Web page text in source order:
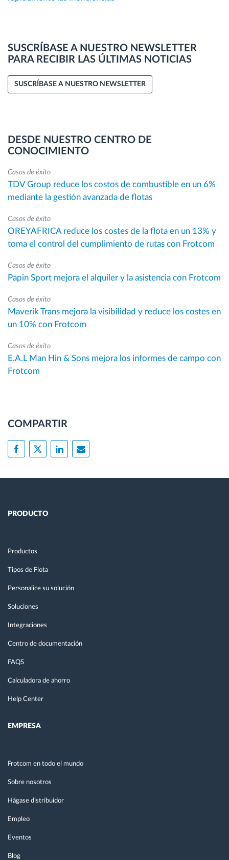
SUSCRÍBASE A NUESTRO NEWSLETTER
PARA RECIBIR LAS ÚLTIMAS NOTICIAS
SUSCRÍBASE A NUESTRO NEWSLETTER
DESDE NUESTRO CENTRO DE
CONOCIMIENTO
Casos de éxito
TDV Group reduce los costos de combustible en un 6%
mediante la gestión avanzada de flotas
Casos de éxito
OREYAFRICA reduce los costes de la flota en un 13% y
toma el control del cumplimiento de rutas con Frotcom
Casos de éxito
Papin Sport mejora el alquiler y la asistencia con Frotcom
Casos de éxito
Maverik Trans mejora la visibilidad y reduce los costes en
un 10% con Frotcom
Casos de éxito
E.A.L Man Hin & Sons mejora los informes de campo con
Frotcom
COMPARTIR
PRODUCTO
Productos
Tipos de Flota
Personalice su solución
Soluciones
Integraciones
Centro de documentación
FAQS
Calculadora de ahorro
Help Center
EMPRESA
Frotcom en todo el mundo
Sobre nosotros
Hágase distribuidor
Empleo
Eventos
Blog